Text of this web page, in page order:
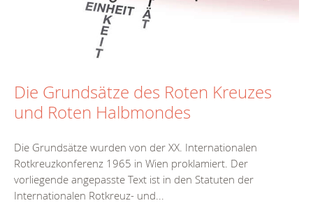
Die Grundsätze des Roten Kreuzes
und Roten Halbmondes
Die Grundsätze wurden von der XX. Internationalen
Rotkreuzkonferenz 1965 in Wien proklamiert. Der
vorliegende angepasste Text ist in den Statuten der
Internationalen Rotkreuz- und...